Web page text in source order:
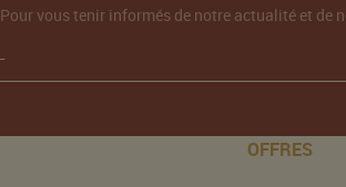
Pour vous tenir informés de notre actualité et de
OFFRES